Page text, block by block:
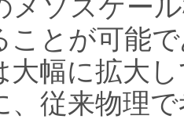
メソスケー
ことが可能
大幅に拡大
、従来物理